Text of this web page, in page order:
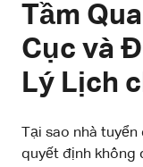
Tầm
Cục và
Lý Lịch
Tại sao nhà
quyết định không